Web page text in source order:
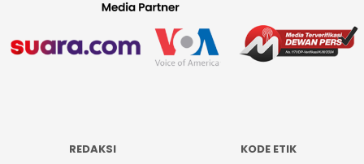
REDAKSI
KODE ETIK